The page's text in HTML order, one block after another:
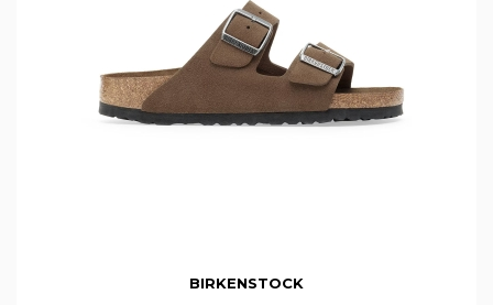
BIRKENSTOCK